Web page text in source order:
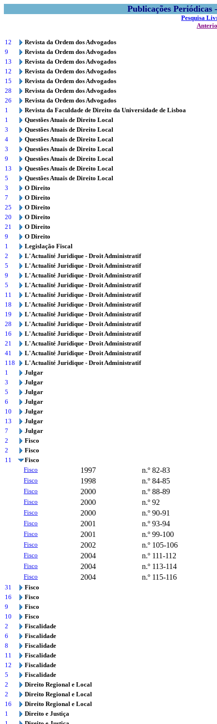
Publicações
Pesquisa
12
Revista da Ordem dos Advogados
9
Revista da Ordem dos Advogados
13
Revista da Ordem dos Advogados
12
Revista da Ordem dos Advogados
15
Revista da Ordem dos Advogados
28
Revista da Ordem dos Advogados
26
Revista da Ordem dos Advogados
1
Revista da Faculdade de Direito da Universidade de Lisboa
1
Questões Atuais de Direito Local
3
Questões Atuais de Direito Local
4
Questões Atuais de Direito Local
3
Questões Atuais de Direito Local
9
Questões Atuais de Direito Local
13
Questões Atuais de Direito Local
5
Questões Atuais de Direito Local
3
O Direito
7
O Direito
25
O Direito
20
O Direito
21
O Direito
9
O Direito
1
Legislação Fiscal
2
L'Actualité Juridique - Droit Administratif
5
L'Actualité Juridique - Droit Administratif
9
L'Actualité Juridique - Droit Administratif
5
L'Actualité Juridique - Droit Administratif
11
L'Actualité Juridique - Droit Administratif
18
L'Actualité Juridique - Droit Administratif
19
L'Actualité Juridique - Droit Administratif
28
L'Actualité Juridique - Droit Administratif
16
L'Actualité Juridique - Droit Administratif
21
L'Actualité Juridique - Droit Administratif
41
L'Actualité Juridique - Droit Administratif
118
L'Actualité Juridique - Droit Administratif
1
Julgar
3
Julgar
5
Julgar
6
Julgar
10
Julgar
13
Julgar
7
Julgar
2
Fisco
2
Fisco
11
Fisco
Fisco
1997 n.º 82-83
Fisco 1998 n.º 84-85
Fisco 2000 n.º 88-89
Fisco 2000 n.º 92
Fisco 2000 n.º 90-91
Fisco 2001 n.º 93-94
Fisco 2001 n.º 99-100
Fisco 2002 n.º 105-106
Fisco 2004 n.º 111-112
Fisco 2004 n.º 113-114
Fisco 2004 n.º 115-116
31
Fisco
16
Fisco
9
Fisco
10
Fisco
2
Fiscalidade
6
Fiscalidade
8
Fiscalidade
11
Fiscalidade
12
Fiscalidade
5
Fiscalidade
2
Direito Regional e Local
2
Direito Regional e Local
16
Direito Regional e Local
1
Direito e Justiça